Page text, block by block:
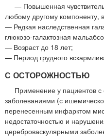
— Повышенная
любому другому компоненту,
— Редкая наследственная
глюкозо-галактозная
— Возраст до 18 лет;
— Период грудного
С ОСТОРОЖНОСТЬЮ
Применение у пациентов
заболеваниями (с
перенесенным инфарктом
недостаточностью и
цереброваскулярными